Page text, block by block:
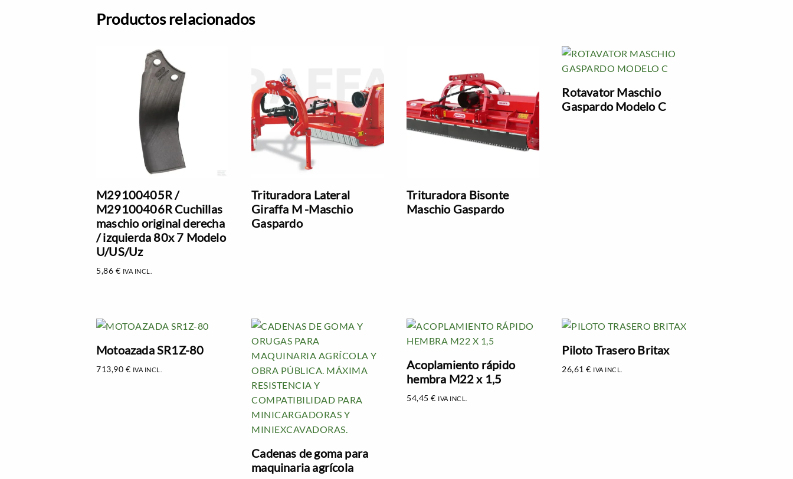
Productos relacionados
M29100405R /
M29100406R Cuchillas
maschio original derecha
/ izquierda 80x 7 Modelo
U/US/Uz
5,86 € IVA INCL.
Trituradora Lateral
Giraffa M -Maschio
Gaspardo
Trituradora Bisonte
Maschio Gaspardo
Rotavator Maschio
Gaspardo Modelo C
Motoazada SR1Z-80
713,90 € IVA INCL.
Cadenas de goma para
maquinaria agrícola
Acoplamiento rápido
hembra M22 x 1,5
54,45€ IVA INCL.
Piloto Trasero Britax
26,61€ IVA INCL.